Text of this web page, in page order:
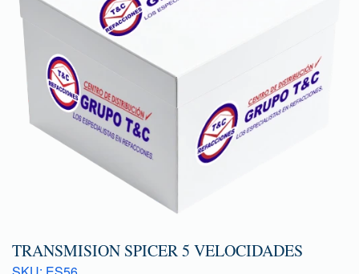
TRANSMISION SPICER 5 VELOCIDADES